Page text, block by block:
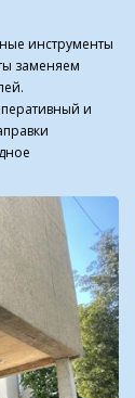
инструменты
заменяем
и